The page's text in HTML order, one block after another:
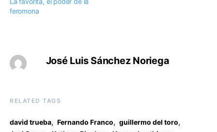
feromona
José Luis Sánchez Noriega
RELATED TAGS
david trueba, Fernando Franco, guillermo del toro,